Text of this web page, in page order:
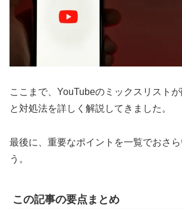
ここまで、YouTubeのミックスリスト
と対処法を詳しく解説してきました。
最後に、重要なポイントを一覧でおさ
う。
この記事の要点まとめ